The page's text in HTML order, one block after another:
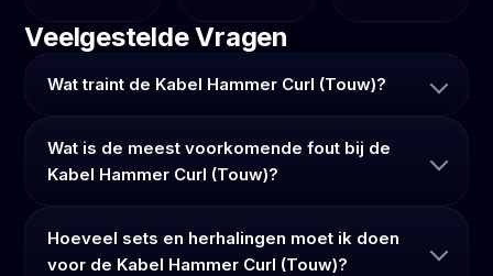
Veelgestelde Vragen
Wat traint de Kabel Hammer Curl (Touw)?
Wat is de meest voorkomende fout bij de
Kabel Hammer Curl (Touw)?
Hoeveel sets en herhalingen moet ik doen
voor de Kabel Hammer Curl (Touw)?